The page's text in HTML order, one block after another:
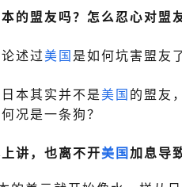
的盟友吗？怎么忍心对盟
述过美国 是如何坑害盟友
本其实并不是美国 的盟友
况是一条狗？
讲，也离不开美国 加息导